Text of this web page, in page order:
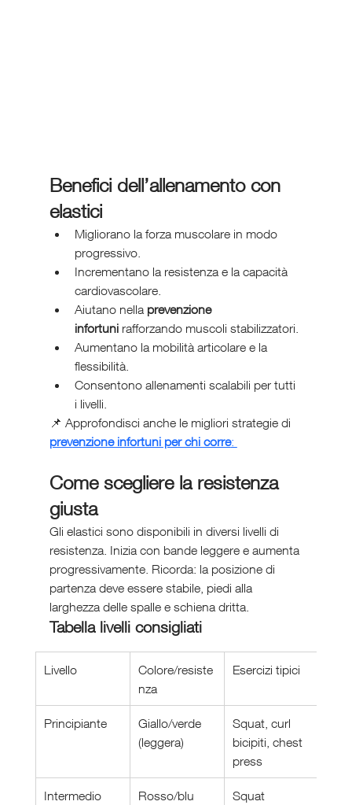
Benefici dell’allenamento con
elastici
Migliorano la forza muscolare in modo
progressivo.
Incrementano la resistenza e la capacità
cardiovascolare.
Aiutano nella prevenzione
infortuni rafforzando muscoli stabilizzatori.
Aumentano la mobilità articolare e la
flessibilità.
Consentono allenamenti scalabili per tutti
i livelli.
📌 Approfondisci anche le migliori strategie di
prevenzione infortuni per chi corre:
Come scegliere la resistenza
giusta
Gli elastici sono disponibili in diversi livelli di
resistenza. Inizia con bande leggere e aumenta
progressivamente. Ricorda: la posizione di
partenza deve essere stabile, piedi alla
larghezza delle spalle e schiena dritta.
Tabella livelli consigliati
Livello
Colore/resiste
nza
Esercizi tipici
Principiante
Giallo/verde
(leggera)
Squat, curl
bicipiti, chest
press
Intermedio
Rosso/blu
Squat